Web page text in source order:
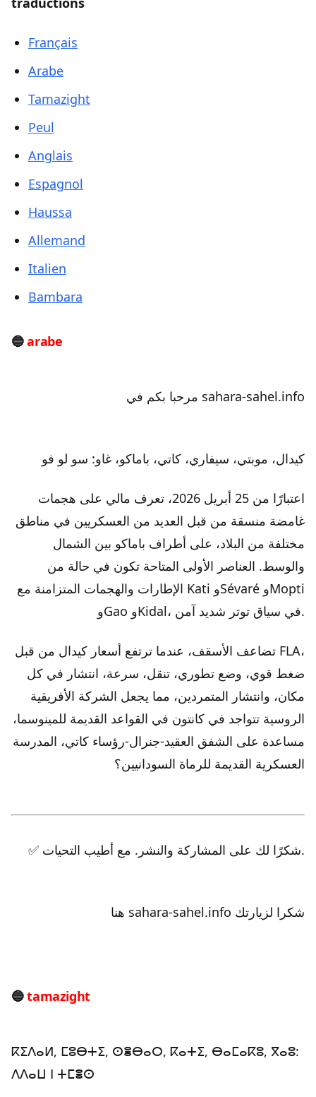
Français
Arabe
Tamazight
Peul
Anglais
Espagnol
Haussa
Allemand
Italien
Bambara
🔵arabe
مرحبا بكم في sahara-sahel.info
كيدال، موبتي، سيفاري، كاتي، باماكو، غاو: سو لو فو
اعتبارًا من 25 أبريل 2026، تعرف مالي على هجمات
غامضة منسقة من قبل العديد من العسكريين في مناطق
مختلفة من البلاد، على أطراف باماكو بين الشمال
والوسط. العناصر الأولى المتاحة تكون في حالة من
الإطارات والهجمات المتزامنة مع Kati وSévaré وMopti
وGao وKidal، في سياق توتر شديد آمن.
تضاعف الأسقف، عندما ترتفع أسعار كيدال من قبل FLA،
ضغط قوي، وضع تطوري، تنقل، سرعة، انتشار في كل
مكان، وانتشار المتمردين، مما يجعل الشركة الأفريقية
الروسية تتواجد في كانتون في القواعد القديمة للمينوسما،
مساعدة على الشفق العقيد-جنرال-رؤساء كاتي، المدرسة
العسكرية القديمة للرماة السودانيين؟
✅ شكرًا لك على المشاركة والنشر. مع أطيب التحيات.
هنا sahara-sahel.info شكرا لزيارتك
🔵tamazight
ⴽⵉⴷⴰⵍ, ⵎⵓⴱⵜⵉ, ⵙⴻⴱⴰⵔ, ⴽⴰⵜⵉ, ⴱⴰⵎⴰⴽⵓ, ⴳⴰⵓ:
ⴷⴷⴰⵡ ⵏ ⵜⵎⴻⵙ